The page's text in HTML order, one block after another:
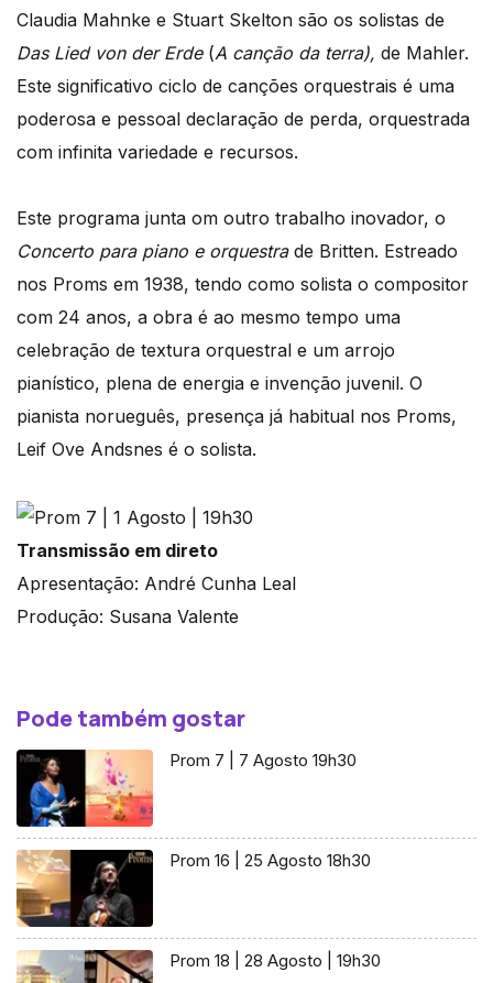
Claudia Mahnke e Stuart Skelton são os solistas de
Das Lied von der Erde (A canção da terra), de Mahler.
Este significativo ciclo de canções orquestrais é uma
poderosa e pessoal declaração de perda, orquestrada
com infinita variedade e recursos.
Este programa junta om outro trabalho inovador, o
Concerto para piano e orquestrade Britten. Estreado
nos Proms em 1938, tendo como solista o compositor
com 24 anos, a obra é ao mesmo tempo uma
celebração de textura orquestral e um arrojo
pianístico, plena de energia e invenção juvenil. O
pianista norueguês, presença já habitual nos Proms,
Leif Ove Andsnes é o solista.
Transmissão em direto
Apresentação: André Cunha Leal
Produção: Susana Valente
Pode também gostar
Prom 7 | 7 Agosto 19h30
Prom 16 | 25 Agosto 18h30
Prom 18 | 28 Agosto | 19h30